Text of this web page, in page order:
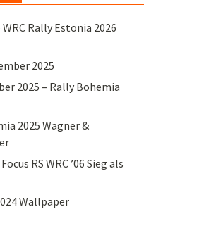
Rally Estonia 2026
2025
2025 – Rally Bohemia
2025 Wagner &
RS WRC ’06 Sieg als
Wallpaper